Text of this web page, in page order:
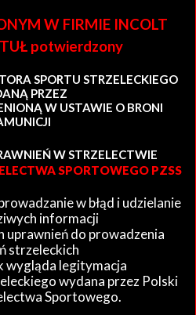
W FIRMIE INCOLT
potwierdzony
SPORTU STRZELECKIEGO
PRZEZ
W USTAWIE O BRONI
W STRZELECTWIE
SPORTOWEGO PZSS
w błąd i udzielanie
informacji
uprawnień do prowadzenia
strzeleckich
wygląda legitymacja
wydana przez Polski
Sportowego.